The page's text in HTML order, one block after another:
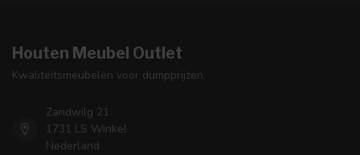
Houten Meubel Outlet
Kwaliteitsmeubelen voor dumpprijzen
Zandwilg 21
1731 LS Winkel
Nederland